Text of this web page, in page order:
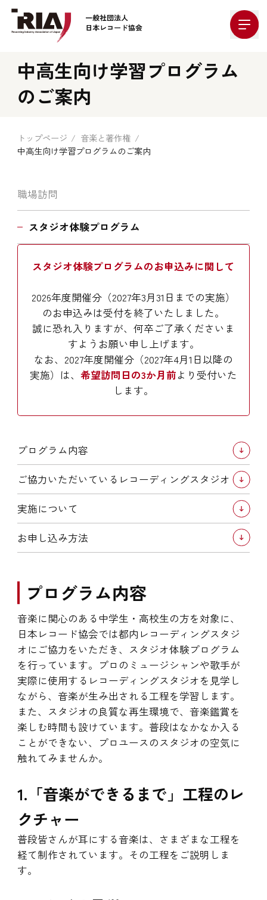
中高生向け学習プログラム
のご案内
トップページ
音楽と著作権
中高生向け学習プログラムのご案内
職場訪問
スタジオ体験プログラム
スタジオ体験プログラムのお申込みに関して
2026年度開催分（2027年3月31日までの実施）
のお申込みは受付を終了いたしました。
誠に恐れ入りますが、何卒ご了承くださいま
すようお願い申し上げます。
なお、2027年度開催分（2027年4月1日以降の
実施）は、 希望訪問日の3か月前より受付いた
します。
プログラム内容
ご協力いただいているレコーディングスタジオ
実施について
お申し込み方法
プログラム内容
音楽に関心のある中学生・高校生の方を対象に、
日本レコード協会では都内レコーディングスタジ
オにご協力をいただき、スタジオ体験プログラム
を行っています。プロのミュージシャンや歌手が
実際に使用するレコーディングスタジオを見学し
ながら、音楽が生み出される工程を学習します。
また、スタジオの良質な再生環境で、音楽鑑賞を
楽しむ時間も設けています。普段はなかなか入る
ことができない、プロユースのスタジオの空気に
触れてみませんか。
1.「音楽ができるまで」工程のレ
クチャー
普段皆さんが耳にする音楽は、さまざまな工程を
経て制作されています。その工程をご説明しま
す。